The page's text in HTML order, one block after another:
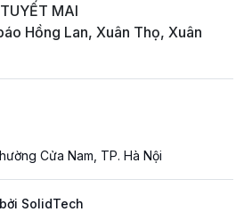
MAI
Hồng Lan, Xuân Thọ, Xuân
Cửa Nam, TP. Hà Nội
SolidTech